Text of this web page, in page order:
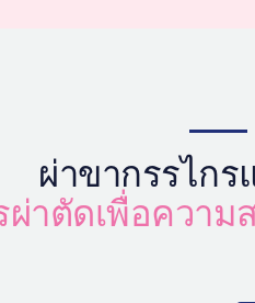
ผ่าขากรรไก
าตัดเพื่อควา